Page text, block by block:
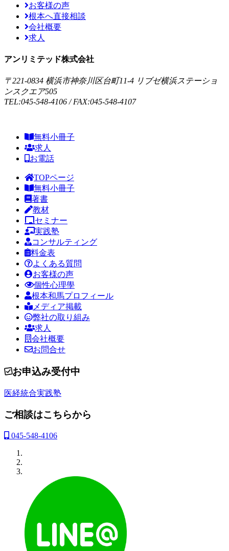
お客様の声
根本へ直接相談
会社概要
求人
アンリミテッド株式会社
〒221-0834 横浜市神奈川区台町11-4 リブゼ横浜ステーショ
ンスクエア505
TEL:045-548-4106 / FAX:045-548-4107
無料小冊子
求人
お電話
TOPページ
無料小冊子
著書
教材
セミナー
実践塾
コンサルティング
料金表
よくある質問
お客様の声
個性心理學
根本和馬プロフィール
メディア掲載
弊社の取り組み
求人
会社概要
お問合せ
お申込み受付中
医経統合実践塾
ご相談はこちらから
045-548-4106